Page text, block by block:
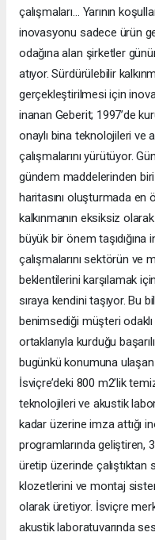
çalışmaları… Yarının
inovasyonu sadece ürün
odağına alan şirketler
atıyor. Sürdürülebilir
gerçekleştirilmesi için
inanan Geberit; 1997’de
onaylı bina teknolojileri ve
çalışmalarını yürütüyor.
gündem maddelerinden
haritasını oluşturmada en
kalkınmanın eksiksiz
büyük bir önem
çalışmalarını sektörün ve
beklentilerini karşılamak
sıraya kendini taşıyor. Bu
benimsediği müşteri
ortaklarıyla kurduğu
bugünkü konumuna
İsviçre’deki 800 m2’lik
teknolojileri ve akustik
kadar üzerine imza attığı
programlarında geliştiren,
üretip üzerinde çalıştıktan
klozetlerini ve montaj
olarak üretiyor. İsviçre
akustik laboratuvarında